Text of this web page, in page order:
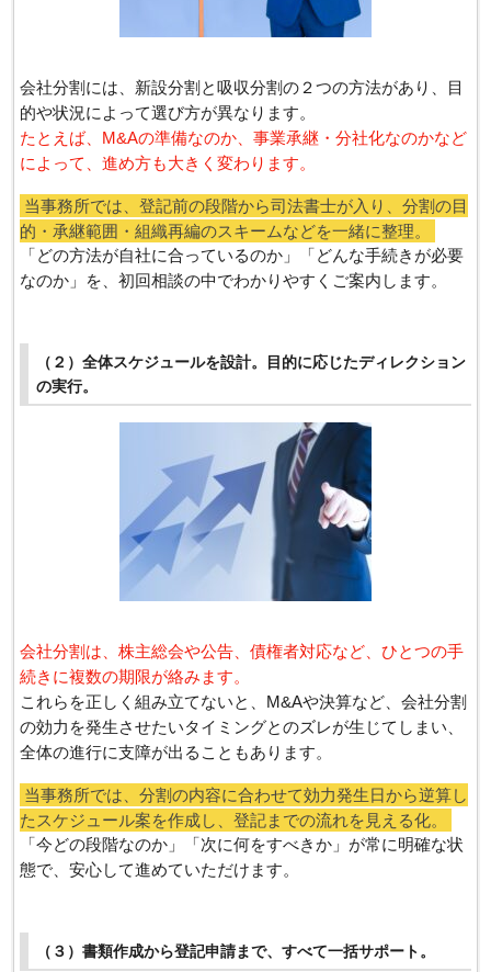
会社分割には、新設分割と吸収分割の２つの方法があり、目
的や状況によって選び方が異なります。
たとえば、M&Aの準備なのか、事業承継・分社化なのかなど
によって、進め方も大きく変わります。
当事務所では、登記前の段階から司法書士が入り、分割の目
的・承継範囲・組織再編のスキームなどを一緒に整理。
「どの方法が自社に合っているのか」「どんな手続きが必要
なのか」を、初回相談の中でわかりやすくご案内します。
（２）全体スケジュールを設計。目的に応じたディレクション
の実行。
会社分割は、株主総会や公告、債権者対応など、ひとつの手
続きに複数の期限が絡みます。
これらを正しく組み立てないと、M&Aや決算など、会社分割
の効力を発生させたいタイミングとのズレが生じてしまい、
全体の進行に支障が出ることもあります。
当事務所では、分割の内容に合わせて効力発生日から逆算し
たスケジュール案を作成し、登記までの流れを見える化。
「今どの段階なのか」「次に何をすべきか」が常に明確な状
態で、安心して進めていただけます。
（３）書類作成から登記申請まで、すべて一括サポート。